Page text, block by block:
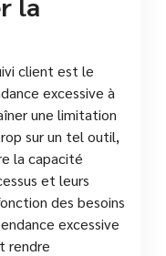
client est le
excessive à
une limitation
sur un tel outil,
la capacité
et leurs
des besoins
excessive
rendre